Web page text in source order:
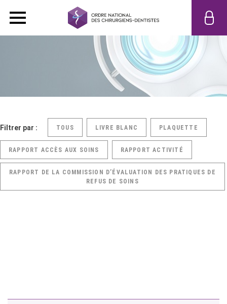
Filtrer par : TOUS LIVRE BLANC PLAQUETTE
RAPPORT ACCÈS AUX SOINS RAPPORT ACTIVITÉ
RAPPORT DE LA COMMISSION D’ÉVALUATION DES PRATIQUES DE
REFUS DE SOINS